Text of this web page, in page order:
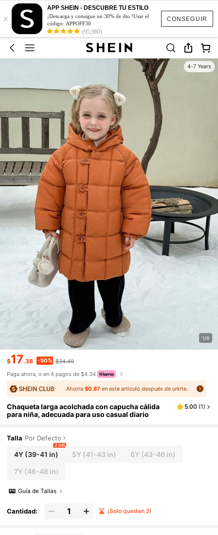
CONSEGUIR
×
APP SHEIN - DESCUBRE TU ESTILO
¡Descarga y consigue un 30% de dto.!Usar el
código: APPOFF30
(95,960)
4-7 Years
1/6
$17.38 -50% $34.49
Paga ahora, o en 4 pagos de $4.34
Ahorra $0.87 en este artículo después de unirte.
Chaqueta larga acolchada con capucha cálida
para niña, adecuada para uso casual diario
5.00 (1)
Talla Por Defecto
4Y(39-41 in)
2 left
5Y (41-43 in) 6Y (43-46 in)
7Y (46-48 in)
Guía de Tallas
Cantidad: ¡Solo quedan 2!